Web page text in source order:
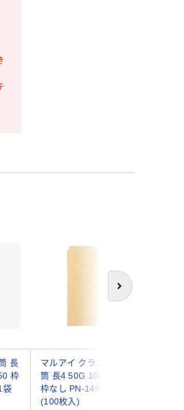
次へ
長
枠
袋
マルアイ クラフト封
筒 長4 50G 100枚入
枠なし PN-1450 1袋
(100枚入)